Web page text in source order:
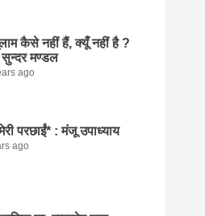
कैसे नहीं हैं, क्यूँ नहीं है ?
सुन्दर मण्डल
ago
परछाईं* : मंजू उपाध्याय
ago